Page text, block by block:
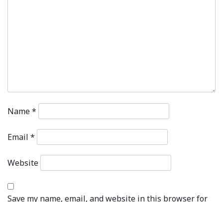
Name*
Email *
Website
Save my name, email, and website in this browser for